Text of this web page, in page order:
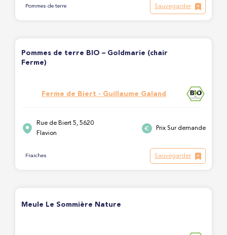
Pommes de terre Sauvegarder
Pommes de terre BIO – Goldmarie (chair
Ferme)
Ferme de Biert - Guillaume Galand
Rue de Biert 5, 5620
Flavion
Prix Sur demande
Fraiches Sauvegarder
Meule Le Sommière Nature